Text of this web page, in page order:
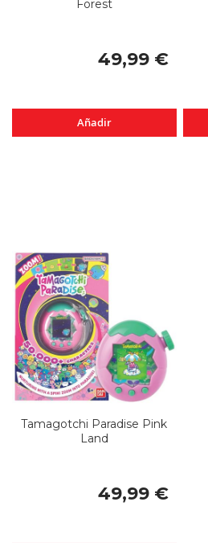
Forest
49,99 €
Añadir
Tamagotchi Paradise Pink
Land
49,99 €